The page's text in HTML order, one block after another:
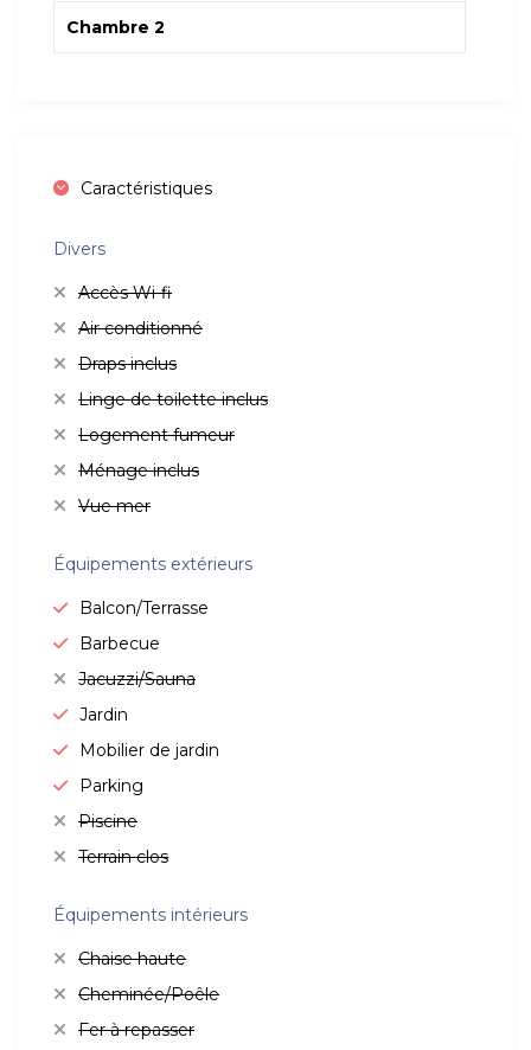
Chambre 2
Caractéristiques
Divers
Accès Wi-fi
Air conditionné
Draps inclus
Linge de toilette inclus
Logement fumeur
Ménage inclus
Vue mer
Équipements extérieurs
Balcon/Terrasse
Barbecue
Jacuzzi/Sauna
Jardin
Mobilier de jardin
Parking
Piscine
Terrain clos
Équipements intérieurs
Chaise haute
Cheminée/Poêle
Fer à repasser